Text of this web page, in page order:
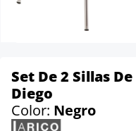
Set De 2 Sillas
Diego
Color: Negro